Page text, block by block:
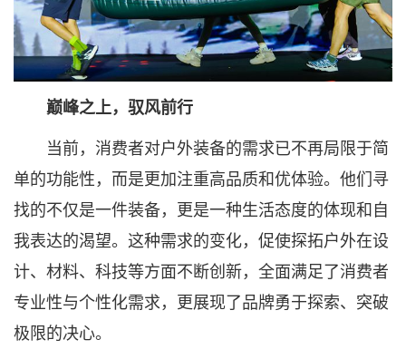
巅峰之上，驭风前行
当前，消费者对户外装备的需求已不再局限于简
单的功能性，而是更加注重高品质和优体验。他们寻
找的不仅是一件装备，更是一种生活态度的体现和自
我表达的渴望。这种需求的变化，促使探拓户外在设
计、材料、科技等方面不断创新，全面满足了消费者
专业性与个性化需求，更展现了品牌勇于探索、突破
极限的决心。